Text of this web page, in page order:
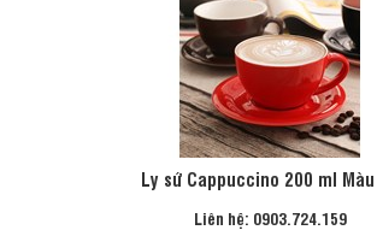
Ly sứ Cappuccino 200 ml
Liên hệ: 0903.724.159